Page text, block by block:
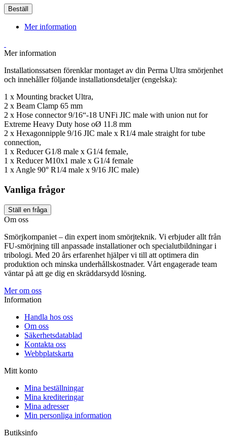
Beställ
Mer information
Mer information
Installationssatsen förenklar montaget av din Perma Ultra smörjenhet
och innehåller följande installationsdetaljer (engelska):
1 x Mounting bracket Ultra,
2 x Beam Clamp 65 mm
2 x Hose connector 9/16“-18 UNFi JIC male with union nut for
Extreme Heavy Duty hose oØ 11.8 mm
2 x Hexagonnipple 9/16 JIC male x R1/4 male straight for tube
connection,
1 x Reducer G1/8 male x G1/4 female,
1 x Reducer M10x1 male x G1/4 female
1 x Angle 90° R1/4 male x 9/16 JIC male)
Vanliga frågor
Ställ en fråga
Om oss
Smörjkompaniet – din expert inom smörjteknik. Vi erbjuder allt från
FU-smörjning till anpassade installationer och specialutbildningar i
tribologi. Med 20 års erfarenhet hjälper vi till att optimera din
produktion och minska underhållskostnader. Vårt engagerade team
väntar på att ge dig en skräddarsydd lösning.
Mer om oss
Information
Handla hos oss
Om oss
Säkerhetsdatablad
Kontakta oss
Webbplatskarta
Mitt konto
Mina beställningar
Mina krediteringar
Mina adresser
Min personliga information
Butiksinfo